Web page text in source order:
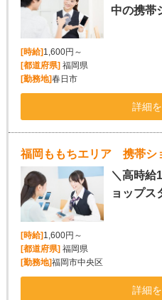
中の携帯
[時給] 1,600円～
[都道府県] 福岡県
[勤務地]春日市
詳細
福岡ももちエリア 携帯シ
＼高時給
ョップ
[時給]1,600円～
[都道府県]福岡県
[勤務地]福岡市中央区
詳細